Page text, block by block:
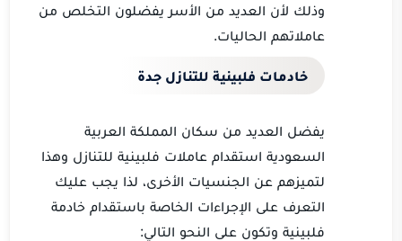
وذلك لأن العديد من الأسر يفضلون التخلص من
عاملاتهم الحاليات.
خادمات فلبينية للتنازل جدة
يفضل العديد من سكان المملكة العربية
السعودية استقدام عاملات فلبينية للتنازل وهذا
لتميزهم عن الجنسيات الأخرى، لذا يجب عليك
التعرف على الإجراءات الخاصة باستقدام خادمة
فلبينية وتكون على النحو التالي: